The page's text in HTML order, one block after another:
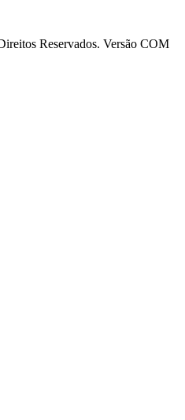
Reservados. Versão COM